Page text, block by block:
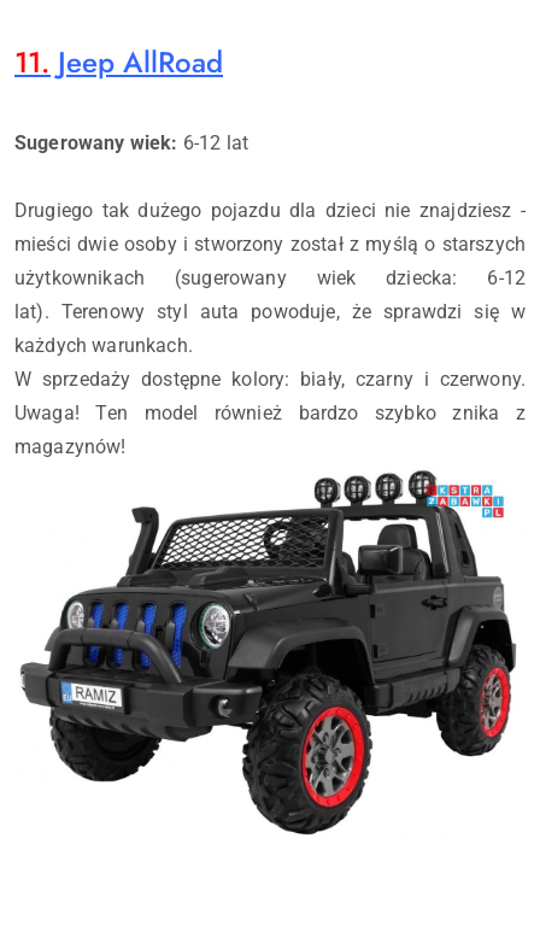
11. Jeep AllRoad
Sugerowany wiek: 6-12 lat
Drugiego tak dużego pojazdu dla dzieci nie znajdziesz -
mieści dwie osoby i stworzony został z myślą o starszych
użytkownikach (sugerowany wiek dziecka: 6-12
lat). Terenowy styl auta powoduje, że sprawdzi się w
każdych warunkach.
W sprzedaży dostępne kolory: biały, czarny i czerwony.
Uwaga! Ten model również bardzo szybko znika z
magazynów!